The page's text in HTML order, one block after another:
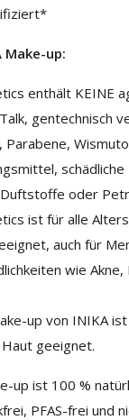
Make-up:
enthält KEINE
gentechnisch
oder
ist für alle
auch für
wie Akne,
up von INIKA
geeignet.
up ist 100 %
PFAS-frei und